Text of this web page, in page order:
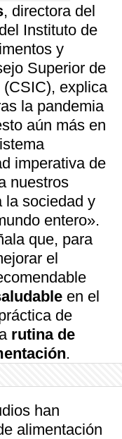
, directora del
Instituto de
y
Superior de
explica
la pandemia
aún más en
imperativa de
nuestros
la sociedad y
entero».
que, para
el
en el
de
rutina de
.
han
alimentación